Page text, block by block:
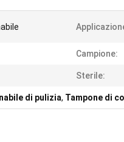
Campione:
Sterile:
di pulizia, Tampone di